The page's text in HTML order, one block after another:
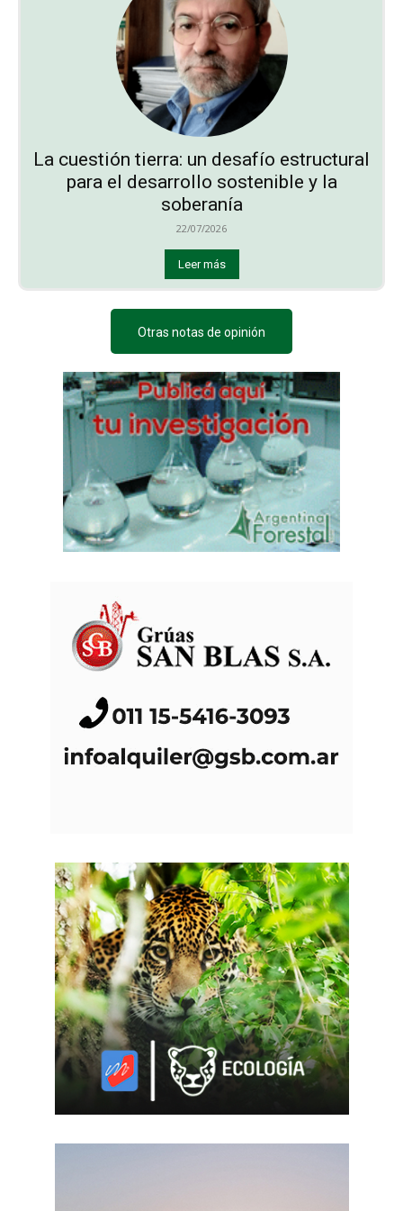
La cuestión tierra: un desafío estructural
para el desarrollo sostenible y la
soberanía
22/07/2026
Leer más
Otras notas de opinión